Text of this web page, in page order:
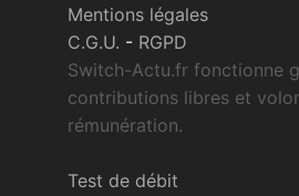
Mentions légales
C.G.U. - RGPD
Switch-Actu.fr fonctionne
contributions libres et
rémunération.
Test de débit